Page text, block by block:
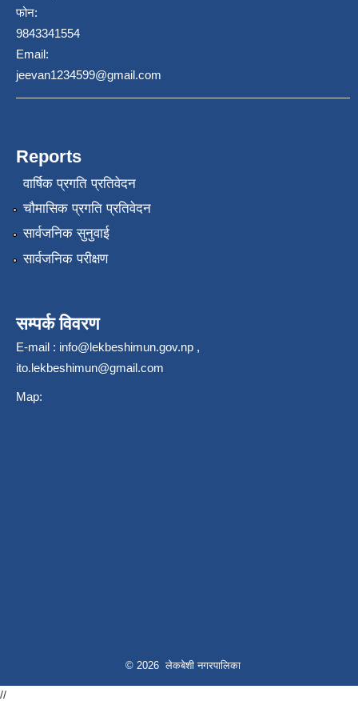
फोन:
9843341554
Email:
jeevan1234599@gmail.com
Reports
वार्षिक प्रगति प्रतिवेदन
चौमासिक प्रगति प्रतिवेदन
सार्वजनिक सुनुवाई
सार्वजनिक परीक्षण
सम्पर्क विवरण
E-mail : info@lekbeshimun.gov.np ,
ito.lekbeshimun@gmail.com
Map:
© 2026 लेकबेशी नगरपालिका
//